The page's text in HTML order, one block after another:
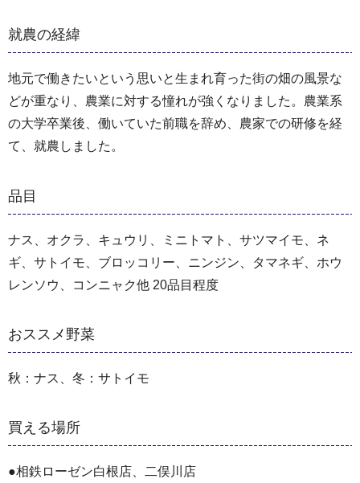
就農の経緯
地元で働きたいという思いと生まれ育った街の畑の風景な
どが重なり、農業に対する憧れが強くなりました。農業系
の大学卒業後、働いていた前職を辞め、農家での研修を経
て、就農しました。
品目
ナス、オクラ、キュウリ、ミニトマト、サツマイモ、ネ
ギ、サトイモ、ブロッコリー、ニンジン、タマネギ、ホウ
レンソウ、コンニャク他 20品目程度
おススメ野菜
秋：ナス、冬：サトイモ
買える場所
●相鉄ローゼン白根店、二俣川店